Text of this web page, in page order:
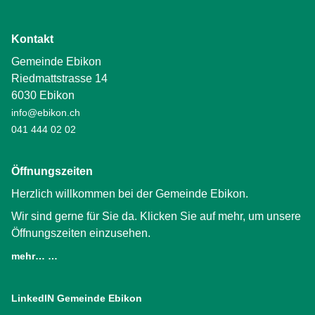
Kontakt
Gemeinde Ebikon
Riedmattstrasse 14
6030 Ebikon
info@ebikon.ch
041 444 02 02
Öffnungszeiten
Herzlich willkommen bei der Gemeinde Ebikon.
Wir sind gerne für Sie da. Klicken Sie auf mehr, um unsere
Öffnungszeiten einzusehen.
mehr… …
LinkedIN Gemeinde Ebikon